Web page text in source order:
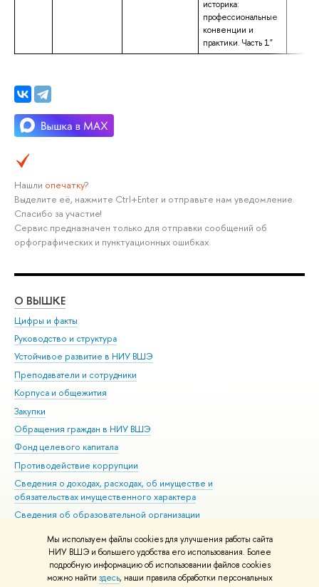
Мы используем файлы cookies для улучшения работы сайта
НИУ ВШЭ и большего удобства его использования. Более
подробную информацию об использовании файлов cookies
можно найти здесь, наши правила обработки персональных
историка:
профессиональные
конвенции и
практики. Часть 1"
Нашли опечатку?
Выделите её, нажмите Ctrl+Enter и отправьте нам уведомление.
Спасибо за участие!
Сервис предназначен только для отправки сообщений об
орфографических и пунктуационных ошибках.
О ВЫШКЕ
Цифры и факты
Руководство и структура
Устойчивое развитие в НИУ ВШЭ
Преподаватели и сотрудники
Корпуса и общежития
Закупки
Обращения граждан в НИУ ВШЭ
Фонд целевого капитала
Противодействие коррупции
Сведения о доходах, расходах, об имуществе и
обязательствах имущественного характера
Сведения об образовательной организации
Людям с ограниченными возможностями здоровья
Единая платежная страница
Работа в Вышке